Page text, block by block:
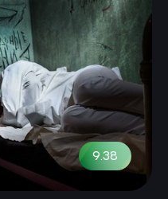
9.38